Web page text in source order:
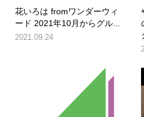
花いろは fromワンダーウィ
ード 2021年10月からグル...
2021.09.24